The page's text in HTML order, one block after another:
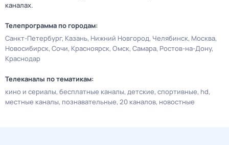
каналах.
Телепрограмма по городам:
Санкт-Петербург Казань Нижний Новгород Челябинск Москва
Новосибирск Сочи Красноярск Омск Самара Ростов-на-Дону
Краснодар
Телеканалы по тематикам:
кино и сериалы бесплатные каналы детские спортивные hd
местные каналы познавательные 20 каналов новостные